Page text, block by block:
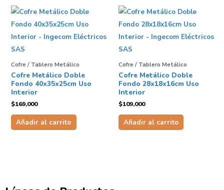
Cofre / Tablero Metálico
Cofre Metálico Doble
Fondo 40x35x25cm Uso
Interior
$169,000
Añadir al carrito
Cofre / Tablero Metálico
Cofre Metálico Doble
Fondo 28x18x16cm Uso
Interior
$109,000
Añadir al carrito